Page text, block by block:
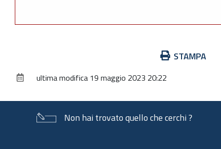
documento
STAMPA
ultima modifica 19 maggio 2023 20:22
Non hai trovato quello che cerchi ?